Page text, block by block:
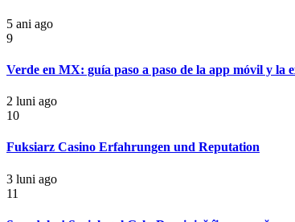
5 ani ago
9
Verde en MX: guía paso a paso de la app móvil y la
2 luni ago
10
Fuksiarz Casino Erfahrungen und Reputation
3 luni ago
11